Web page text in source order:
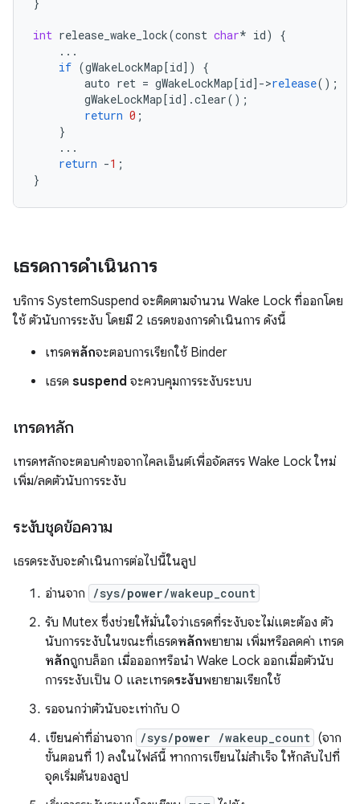
int release_wake_lock(const char* id)
{
...
if (gWakeLockMap[id] )
{
auto ret = gWakeLockMap[id]->release();
gWakeLockMap[id] .clear();
return 0 ;
}
...
return -1 ;
}
เธรดการดำเนินการ
บริการ SystemSuspend จะติดตามจำนวน Wake Lock ที่ออกโดย
ใช้ ตัวนับการระงับ โดยมี 2 เธรดของการดำเนินการ ดังนี้
เทรดหลักจะตอบการเรียกใช้ Binder
เธรด suspend จะควบคุมการระงับระบบ
เทรดหลัก
เทรดหลักจะตอบคำขอจากไคลเอ็นต์เพื่อจัดสรร Wake Lock ใหม่
เพิ่ม/ลดตัวนับการระงับ
ระงับชุดข้อความ
เธรดระงับจะดำเนินการต่อไปนี้ในลูป
อ่านจาก
/sys/power/wakeup_count
รับ Mutex ซึ่งช่วยให้มั่นใจว่าเธรดที่ระงับจะไม่แตะต้อง ตัว
นับการระงับในขณะที่เธรดหลักพยายาม เพิ่มหรือลดค่า เทรด
หลักถูกบล็อก เมื่อออกหรือนำ Wake Lock ออกเมื่อตัวนับ
การระงับเป็น 0 และเทรดระงับพยายามเรียกใช้
รอจนกว่าตัวนับจะเท่ากับ 0
เขียนค่าที่อ่านจาก
/sys/power /wakeup_count (จาก
ขั้นตอนที่ 1) ลงในไฟล์นี้ หากการเขียนไม่สำเร็จ ให้กลับไปที่
จุดเริ่มต้นของลูป